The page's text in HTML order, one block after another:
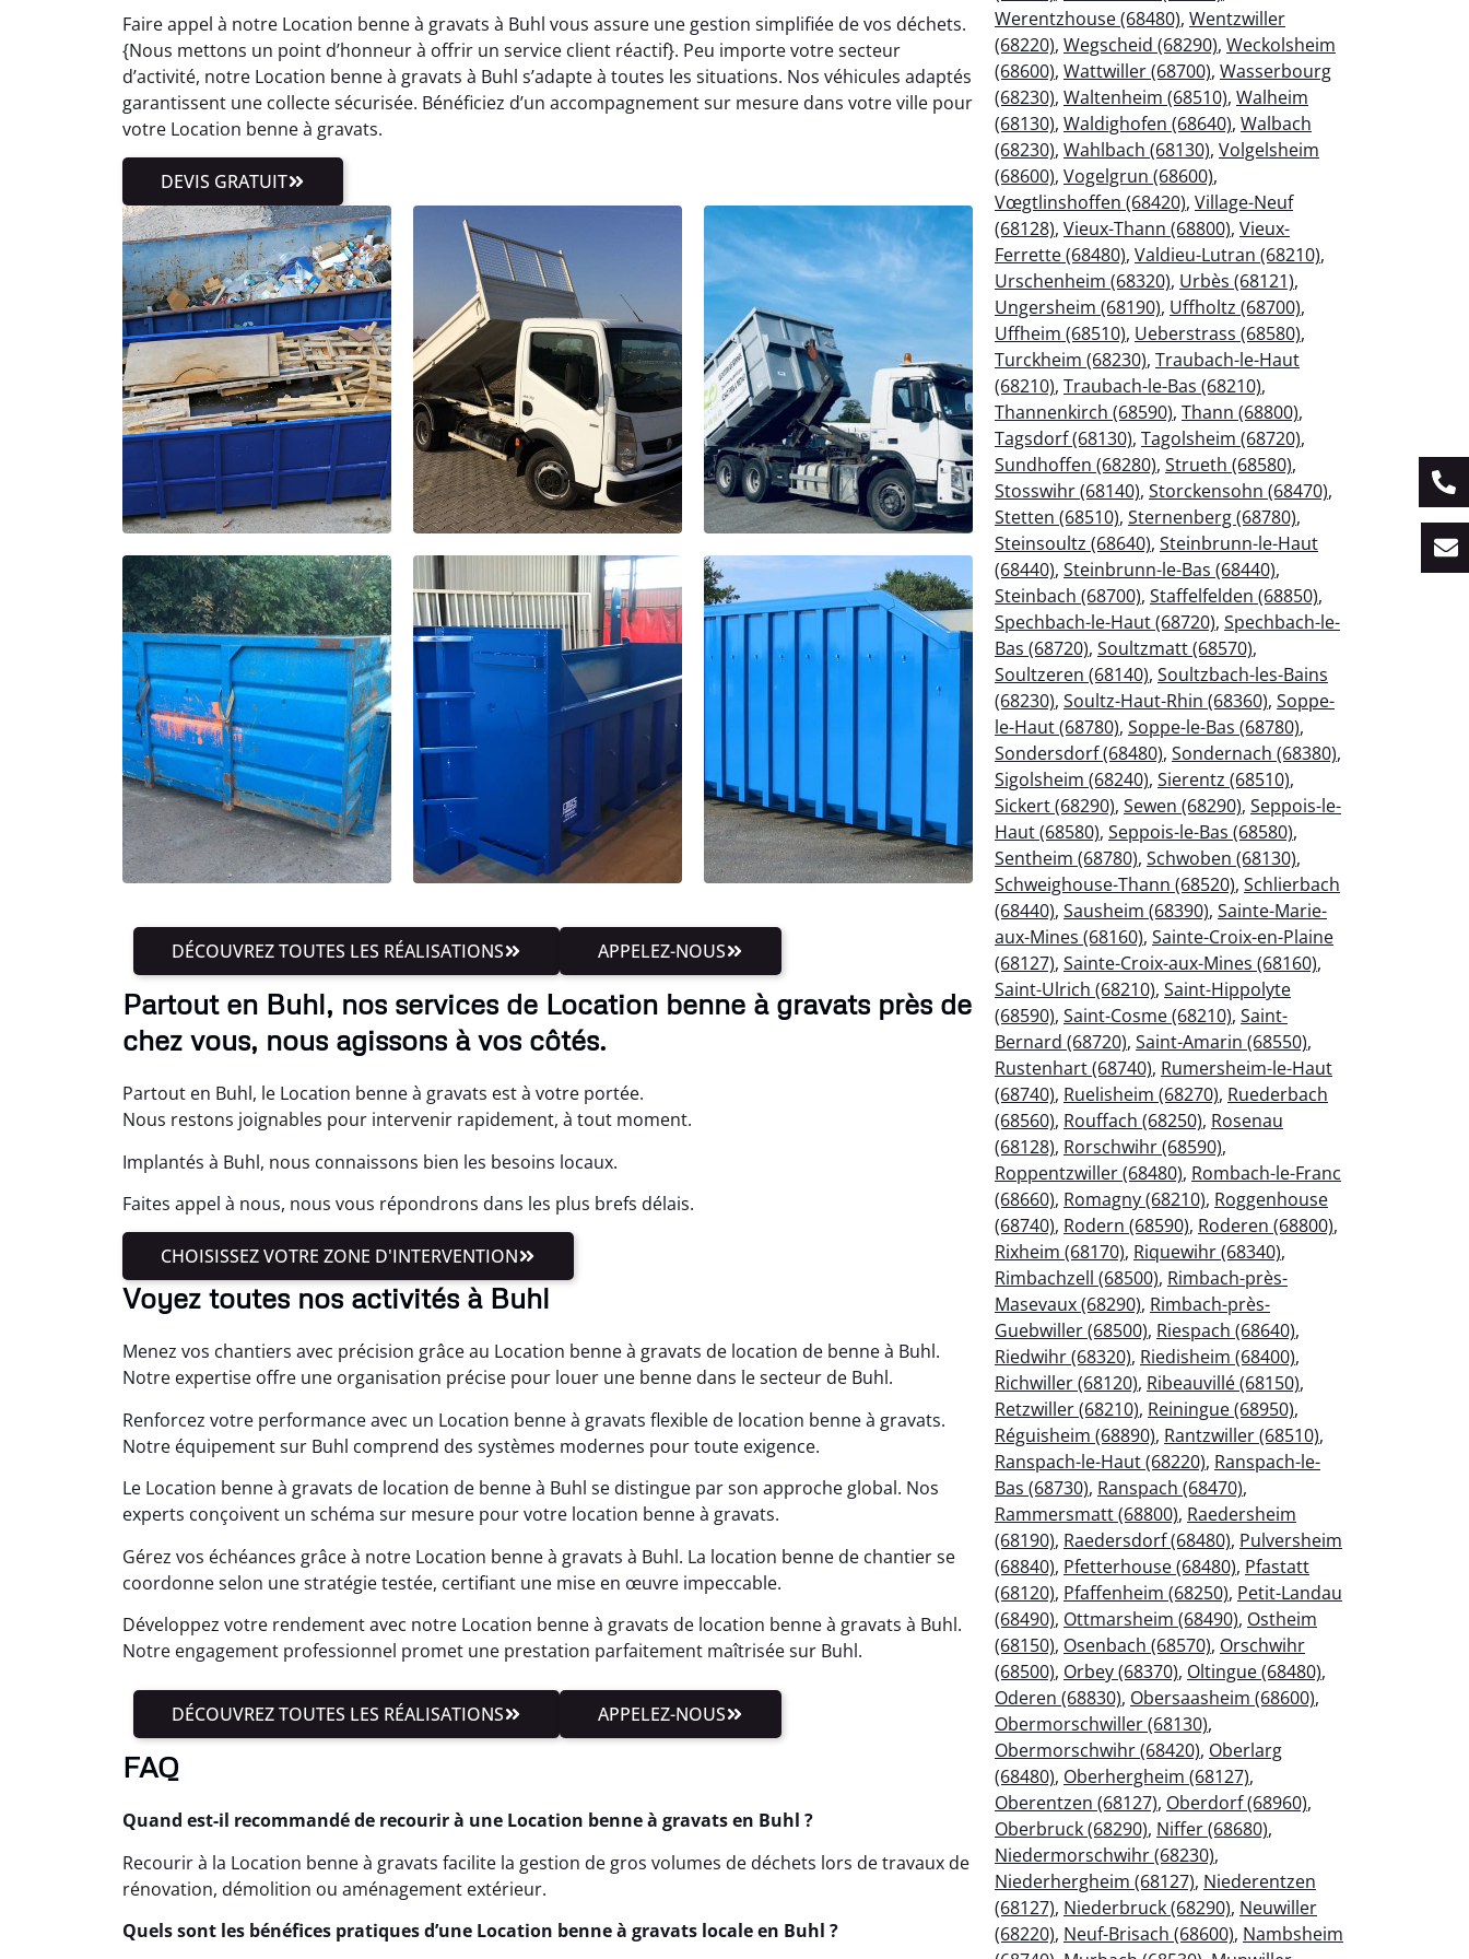
Faire appel à notre Location benne à gravats à Buhl vous assure une gestion simplifiée de vos déchets.
{Nous mettons un point d’honneur à offrir un service client réactif}. Peu importe votre secteur
d’activité, notre Location benne à gravats à Buhl s’adapte à toutes les situations. Nos véhicules adaptés
garantissent une collecte sécurisée. Bénéficiez d’un accompagnement sur mesure dans votre ville pour
votre Location benne à gravats.
DEVIS GRATUIT
DÉCOUVREZ TOUTES LES RÉALISATIONS APPELEZ-NOUS
Partout en Buhl, nos services de Location benne à gravats près de
chez vous, nous agissons à vos côtés.
Partout en Buhl, le Location benne à gravats est à votre portée.
Nous restons joignables pour intervenir rapidement, à tout moment.
Implantés à Buhl, nous connaissons bien les besoins locaux.
Faites appel à nous, nous vous répondrons dans les plus brefs délais.
CHOISISSEZ VOTRE ZONE D'INTERVENTION
Voyez toutes nos activités à Buhl
Menez vos chantiers avec précision grâce au Location benne à gravats de location de benne à Buhl.
Notre expertise offre une organisation précise pour louer une benne dans le secteur de Buhl.
Renforcez votre performance avec un Location benne à gravats flexible de location benne à gravats.
Notre équipement sur Buhl comprend des systèmes modernes pour toute exigence.
Le Location benne à gravats de location de benne à Buhl se distingue par son approche global. Nos
experts conçoivent un schéma sur mesure pour votre location benne à gravats.
Gérez vos échéances grâce à notre Location benne à gravats à Buhl. La location benne de chantier se
coordonne selon une stratégie testée, certifiant une mise en œuvre impeccable.
Développez votre rendement avec notre Location benne à gravats de location benne à gravats à Buhl.
Notre engagement professionnel promet une prestation parfaitement maîtrisée sur Buhl.
DÉCOUVREZ TOUTES LES RÉALISATIONS APPELEZ-NOUS
FAQ
Quand est-il recommandé de recourir à une Location benne à gravats en Buhl ?
Recourir à la Location benne à gravats facilite la gestion de gros volumes de déchets lors de travaux de
rénovation, démolition ou aménagement extérieur.
Quels sont les bénéfices pratiques d’une Location benne à gravats locale en Buhl ?
Werentzhouse (68480), Wentzwiller
(68220), Wegscheid (68290), Weckolsheim
(68600), Wattwiller (68700), Wasserbourg
(68230), Waltenheim (68510), Walheim
(68130), Waldighofen (68640), Walbach
(68230), Wahlbach (68130), Volgelsheim
(68600), Vogelgrun (68600),
Vœgtlinshoffen (68420), Village-Neuf
(68128), Vieux-Thann (68800), Vieux-
Ferrette (68480), Valdieu-Lutran (68210),
Urschenheim (68320), Urbès (68121),
Ungersheim (68190), Uffholtz (68700),
Uffheim (68510), Ueberstrass (68580),
Turckheim (68230), Traubach-le-Haut
(68210), Traubach-le-Bas (68210),
Thannenkirch (68590), Thann (68800),
Tagsdorf (68130), Tagolsheim (68720),
Sundhoffen (68280), Strueth (68580),
Stosswihr (68140), Storckensohn (68470),
Stetten (68510), Sternenberg (68780),
Steinsoultz (68640), Steinbrunn-le-Haut
(68440), Steinbrunn-le-Bas (68440),
Steinbach (68700), Staffelfelden (68850),
Spechbach-le-Haut (68720), Spechbach-le-
Bas (68720), Soultzmatt (68570),
Soultzeren (68140), Soultzbach-les-Bains
(68230), Soultz-Haut-Rhin (68360), Soppe-
le-Haut (68780), Soppe-le-Bas (68780),
Sondersdorf (68480), Sondernach (68380),
Sigolsheim (68240), Sierentz (68510),
Sickert (68290), Sewen (68290), Seppois-le-
Haut (68580), Seppois-le-Bas (68580),
Sentheim (68780), Schwoben (68130),
Schweighouse-Thann (68520), Schlierbach
(68440), Sausheim (68390), Sainte-Marie-
aux-Mines (68160), Sainte-Croix-en-Plaine
(68127), Sainte-Croix-aux-Mines (68160),
Saint-Ulrich (68210), Saint-Hippolyte
(68590), Saint-Cosme (68210), Saint-
Bernard (68720), Saint-Amarin (68550),
Rustenhart (68740), Rumersheim-le-Haut
(68740), Ruelisheim (68270), Ruederbach
(68560), Rouffach (68250), Rosenau
(68128), Rorschwihr (68590),
Roppentzwiller (68480), Rombach-le-Franc
(68660), Romagny (68210), Roggenhouse
(68740), Rodern (68590), Roderen (68800),
Rixheim (68170), Riquewihr (68340),
Rimbachzell (68500), Rimbach-près-
Masevaux (68290), Rimbach-près-
Guebwiller (68500), Riespach (68640),
Riedwihr (68320), Riedisheim (68400),
Richwiller (68120), Ribeauvillé (68150),
Retzwiller (68210), Reiningue (68950),
Réguisheim (68890), Rantzwiller (68510),
Ranspach-le-Haut (68220), Ranspach-le-
Bas (68730), Ranspach (68470),
Rammersmatt (68800), Raedersheim
(68190), Raedersdorf (68480), Pulversheim
(68840), Pfetterhouse (68480), Pfastatt
(68120), Pfaffenheim (68250), Petit-Landau
(68490), Ottmarsheim (68490), Ostheim
(68150), Osenbach (68570), Orschwihr
(68500), Orbey (68370), Oltingue (68480),
Oderen (68830), Obersaasheim (68600),
Obermorschwiller (68130),
Obermorschwihr (68420), Oberlarg
(68480), Oberhergheim (68127),
Oberentzen (68127), Oberdorf (68960),
Oberbruck (68290), Niffer (68680),
Niedermorschwihr (68230),
Niederhergheim (68127), Niederentzen
(68127), Niederbruck (68290), Neuwiller
(68220), Neuf-Brisach (68600), Nambsheim